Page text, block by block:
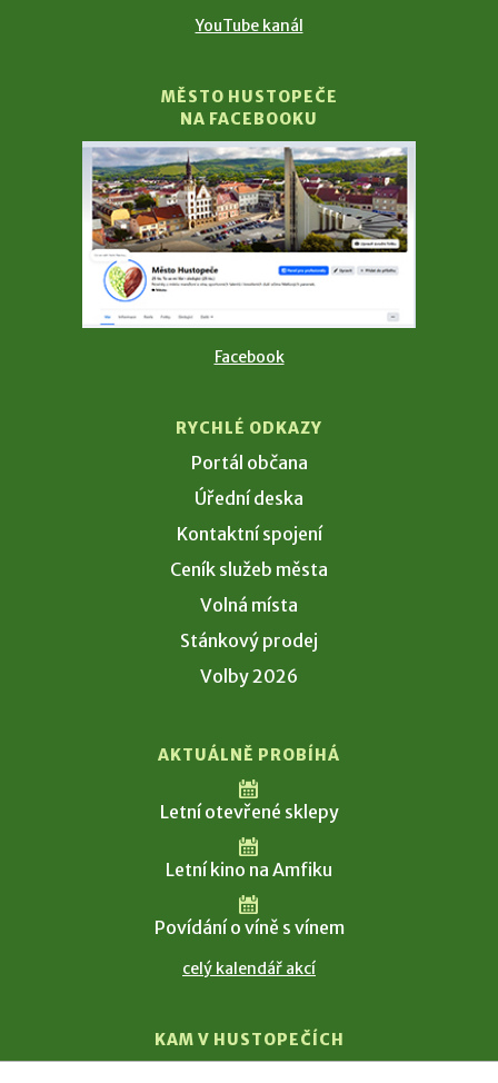
YouTube kanál
MĚSTO HUSTOPEČE
NA FACEBOOKU
Facebook
RYCHLÉ ODKAZY
Portál občana
Úřední deska
Kontaktní spojení
Ceník služeb města
Volná místa
Stánkový prodej
Volby 2026
AKTUÁLNĚ PROBÍHÁ
Letní otevřené sklepy
Letní kino na Amfiku
Povídání o víně s vínem
celý kalendář akcí
KAM V HUSTOPEČÍCH